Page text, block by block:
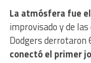
La atmósfera fue
improvisado y de
Dodgers derrotaron
conectó el primer